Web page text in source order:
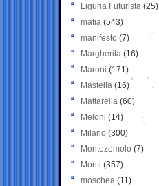
Liguria Futurista (25)
mafia (543)
manifesto (7)
Margherita (16)
Maroni (171)
Mastella (16)
Mattarella (60)
Meloni (14)
Milano (300)
Montezemolo (7)
Monti (357)
moschea (11)